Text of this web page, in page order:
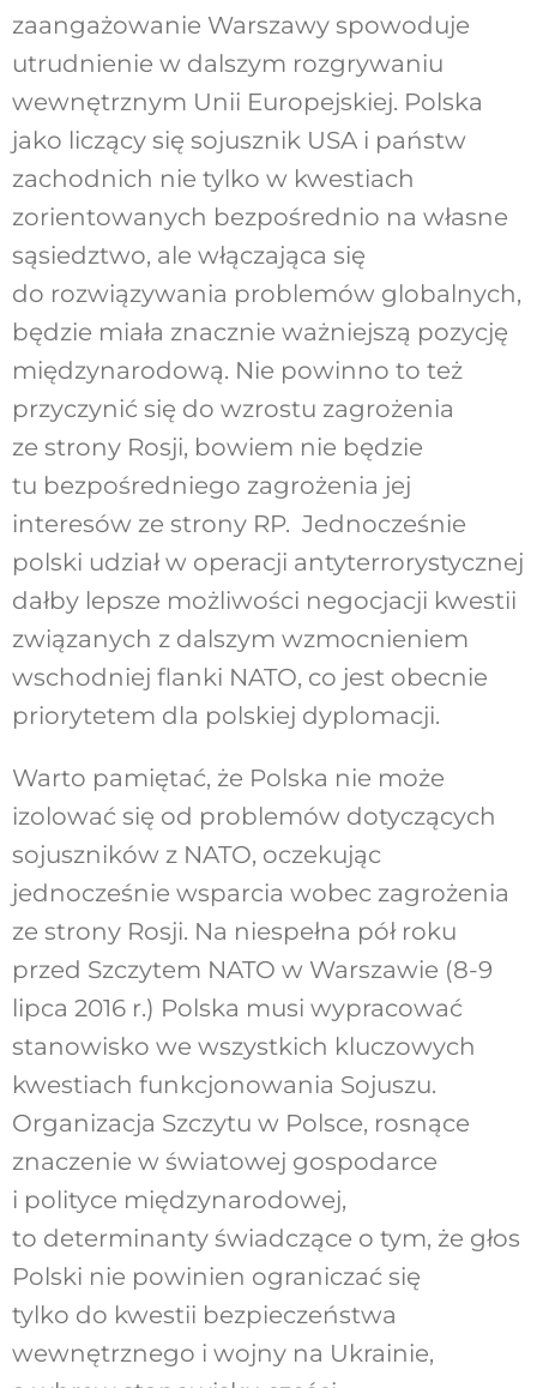
zaangażowanie Warszawy spowoduje
utrudnienie w dalszym rozgrywaniu
wewnętrznym Unii Europejskiej. Polska
jako liczący się sojusznik USA i państw
zachodnich nie tylko w kwestiach
zorientowanych bezpośrednio na własne
sąsiedztwo, ale włączająca się
do rozwiązywania problemów globalnych,
będzie miała znacznie ważniejszą pozycję
międzynarodową. Nie powinno to też
przyczynić się do wzrostu zagrożenia
ze strony Rosji, bowiem nie będzie
tu bezpośredniego zagrożenia jej
interesów ze strony RP. Jednocześnie
polski udział w operacji antyterrorystycznej
dałby lepsze możliwości negocjacji kwestii
związanych z dalszym wzmocnieniem
wschodniej flanki NATO, co jest obecnie
priorytetem dla polskiej dyplomacji.
Warto pamiętać, że Polska nie może
izolować się od problemów dotyczących
sojuszników z NATO, oczekując
jednocześnie wsparcia wobec zagrożenia
ze strony Rosji. Na niespełna pół roku
przed Szczytem NATO w Warszawie (8-9
lipca 2016 r.) Polska musi wypracować
stanowisko we wszystkich kluczowych
kwestiach funkcjonowania Sojuszu.
Organizacja Szczytu w Polsce, rosnące
znaczenie w światowej gospodarce
i polityce międzynarodowej,
to determinanty świadczące o tym, że głos
Polski nie powinien ograniczać się
tylko do kwestii bezpieczeństwa
wewnętrznego i wojny na Ukrainie,